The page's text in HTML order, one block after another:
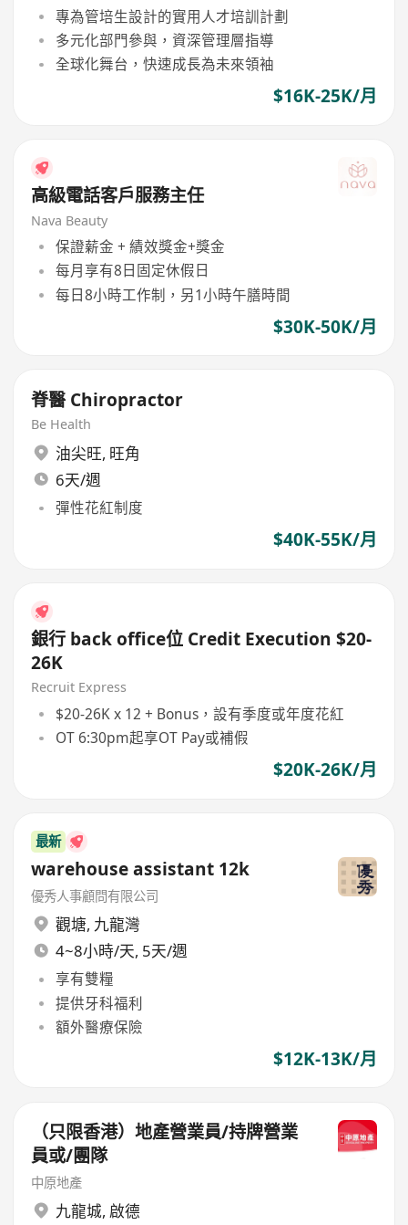
專為管培生設計的實用人才培訓計劃
多元化部門參與，資深管理層指導
全球化舞台，快速成長為未來領袖
$16K-25K/月
高級電話客戶服務主任
Nava Beauty
保證薪金 + 績效獎金+獎金
每月享有8日固定休假日
每日8小時工作制，另1小時午膳時間
$30K-50K/月
脊醫 Chiropractor
Be Health
油尖旺, 旺角
6天/週
彈性花紅制度
$40K-55K/月
銀行 back office位 Credit Execution $20-
26K
Recruit Express
$20-26K x 12 + Bonus，設有季度或年度花紅
OT 6:30pm起享OT Pay或補假
$20K-26K/月
最新
warehouse assistant 12k
優秀人事顧問有限公司
觀塘, 九龍灣
4~8小時/天, 5天/週
享有雙糧
提供牙科福利
額外醫療保險
$12K-13K/月
（只限香港）地產營業員/持牌營業
員或/團隊
中原地產
九龍城, 啟德